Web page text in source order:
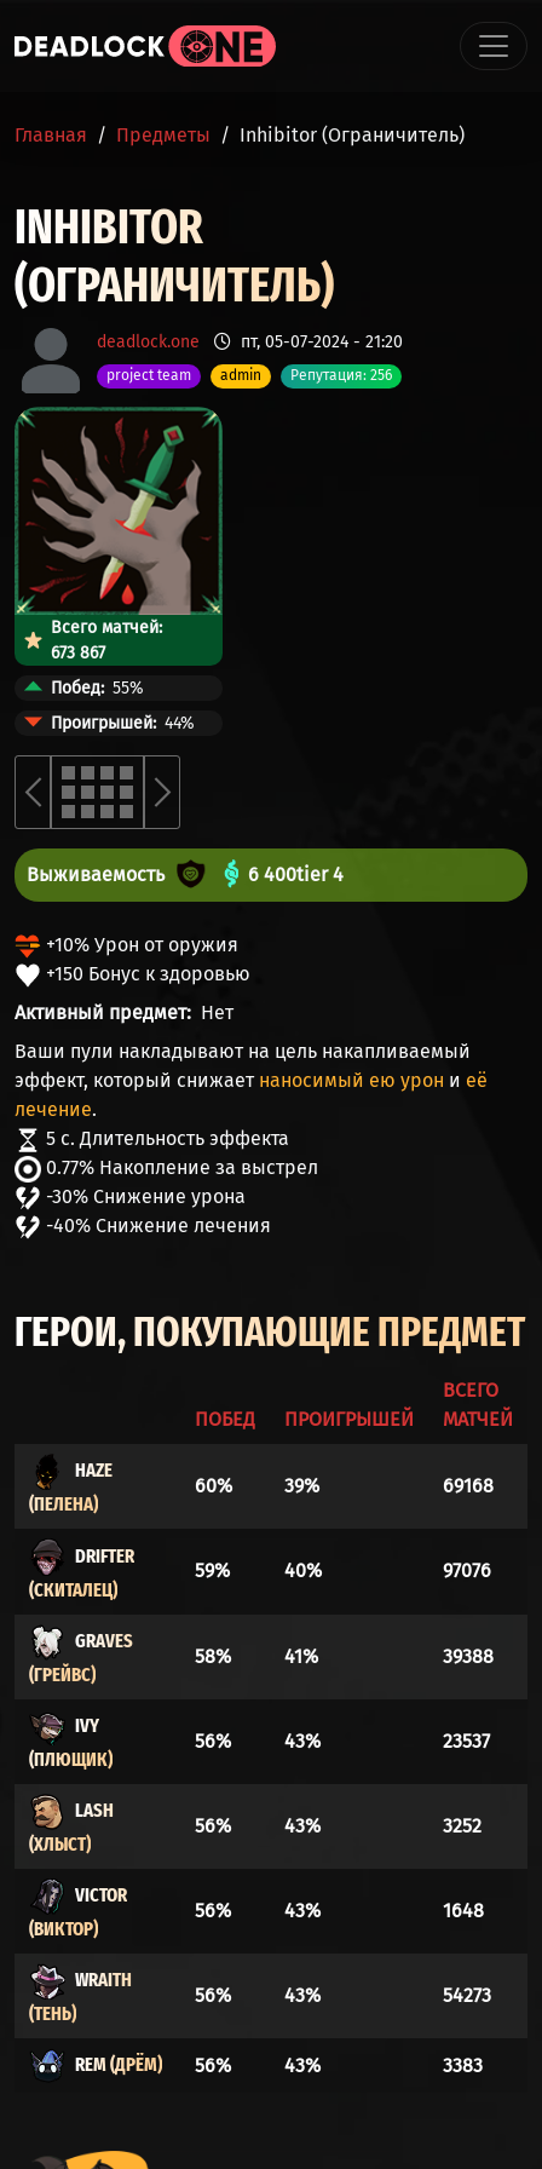
СТРОКА НАВИГАЦИИ
Главная Предметы Inhibitor (Ограничитель)
INHIBITOR
(ОГРАНИЧИТЕЛЬ)
deadlock.one пт, 05-07-2024 - 21:20
project team admin Репутация: 256
Всего матчей:
673 867
Побед 55%
Проигрышей 44%
Выживаемость 6 400tier 4
+10% Урон от оружия
+150 Бонус к здоровью
Активный предмет
Нет
Ваши пули накладывают на цель накапливаемый
эффект, который снижает наносимый ею урон и её
лечение.
5 с. Длительность эффекта
0.77% Накопление за выстрел
-30% Снижение урона
-40% Снижение лечения
ГЕРОИ, ПОКУПАЮЩИЕ ПРЕДМЕТ
ПОБЕД ПРОИГРЫШЕЙ
ВСЕГО
МАТЧЕЙ
HAZE
(ПЕЛЕНА)
60% 39% 69168
DRIFTER
(СКИТАЛЕЦ)
59% 40% 97076
GRAVES
(ГРЕЙВС)
58% 41% 39388
IVY
(ПЛЮЩИК)
56% 43% 23537
LASH
(ХЛЫСТ)
56% 43% 3252
VICTOR
(ВИКТОР)
56% 43% 1648
WRAITH
(ТЕНЬ)
56% 43% 54273
REM (ДРЁМ) 56% 43% 3383
(ГАДЮКА)